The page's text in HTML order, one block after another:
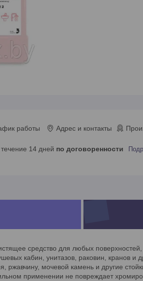
работы Адрес и контакты
течение 14 дней по договоренности
средство для любых поверхностей,
кабин, унитазов, раковин, кранов и
ржавчину, мочевой камень и другие
применении не повреждает